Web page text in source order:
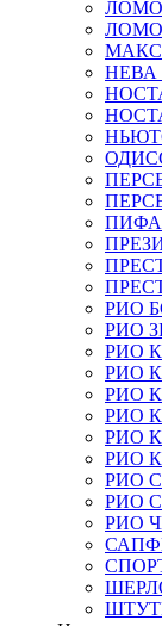
НЕВА
РИО
РИО
РИО
РИО
РИО
РИО
РИО
РИО
РИО
РИО
РИО